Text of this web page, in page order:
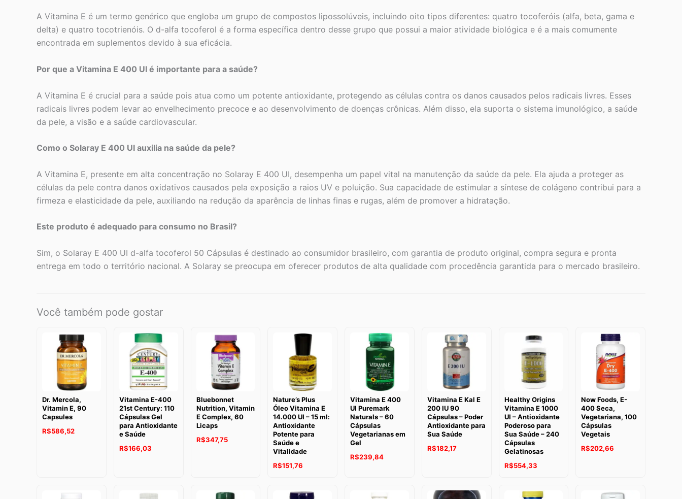
A Vitamina E é um termo genérico que engloba um grupo de compostos lipossolúveis, incluindo oito tipos diferentes: quatro tocoferóis (alfa, beta, gama e
delta) e quatro tocotrienóis. O d-alfa tocoferol é a forma específica dentro desse grupo que possui a maior atividade biológica e é a mais comumente
encontrada em suplementos devido à sua eficácia.
Por que a Vitamina E 400 UI é importante para a saúde?
A Vitamina E é crucial para a saúde pois atua como um potente antioxidante, protegendo as células contra os danos causados pelos radicais livres. Esses
radicais livres podem levar ao envelhecimento precoce e ao desenvolvimento de doenças crônicas. Além disso, ela suporta o sistema imunológico, a saúde
da pele, a visão e a saúde cardiovascular.
Como o Solaray E 400 UI auxilia na saúde da pele?
A Vitamina E, presente em alta concentração no Solaray E 400 UI, desempenha um papel vital na manutenção da saúde da pele. Ela ajuda a proteger as
células da pele contra danos oxidativos causados pela exposição a raios UV e poluição. Sua capacidade de estimular a síntese de colágeno contribui para a
firmeza e elasticidade da pele, auxiliando na redução da aparência de linhas finas e rugas, além de promover a hidratação.
Este produto é adequado para consumo no Brasil?
Sim, o Solaray E 400 UI d-alfa tocoferol 50 Cápsulas é destinado ao consumidor brasileiro, com garantia de produto original, compra segura e pronta
entrega em todo o território nacional. A Solaray se preocupa em oferecer produtos de alta qualidade com procedência garantida para o mercado brasileiro.
Você também pode gostar
Dr. Mercola,
Vitamin E, 90
Capsules
R$586,52
Vitamina E-400
21st Century: 110
Cápsulas Gel
para Antioxidante
e Saúde
R$166,03
Bluebonnet
Nutrition, Vitamin
E Complex, 60
Licaps
R$347,75
Nature’s Plus
Óleo Vitamina E
14.000 UI – 15 ml:
Antioxidante
Potente para
Saúde e
Vitalidade
R$151,76
Vitamina E 400
UI Puremark
Naturals – 60
Cápsulas
Vegetarianas em
Gel
R$239,84
Vitamina E Kal E
200 IU 90
Cápsulas – Poder
Antioxidante para
Sua Saúde
R$182,17
Healthy Origins
Vitamina E 1000
UI – Antioxidante
Poderoso para
Sua Saúde – 240
Cápsulas
Gelatinosas
R$554,33
Now Foods, E-
400 Seca,
Vegetariana, 100
Cápsulas
Vegetais
R$202,66